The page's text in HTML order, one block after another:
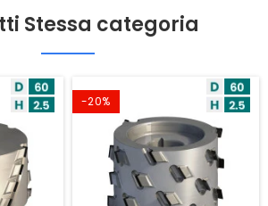
Stessa categoria
-20%